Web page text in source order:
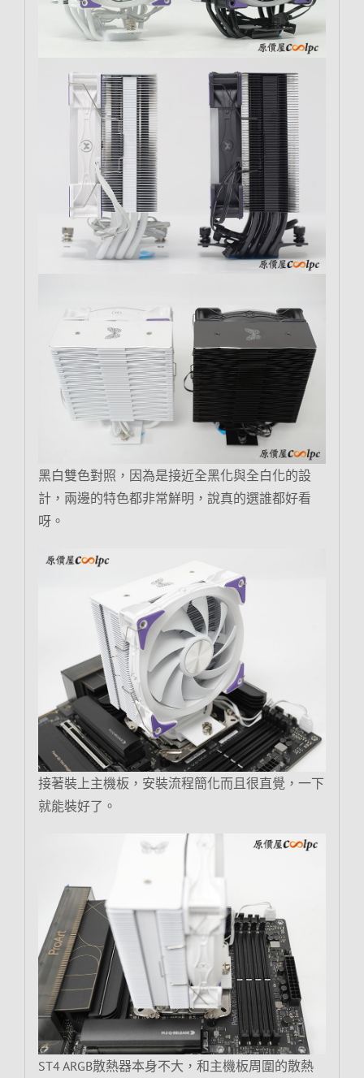
黑白雙色對照，因為是接近全黑化與全白化的設
計，兩邊的特色都非常鮮明，說真的選誰都好看
呀。
接著裝上主機板，安裝流程簡化而且很直覺，一下
就能裝好了。
ST4 ARGB散熱器本身不大，和主機板周圍的散熱